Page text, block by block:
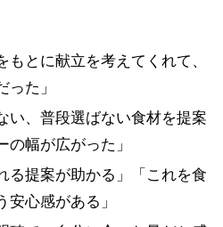
もとに献立を考えてくれて、
た」
い、普段選ばない食材を提案
の幅が広がった」
る提案が助かる」「これを食
心感がある」